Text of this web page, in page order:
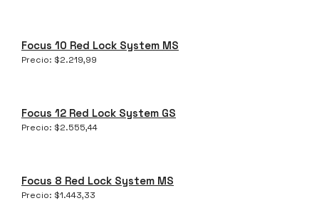
Focus 10 Red Lock System MS
Precio: $2.219,99
Focus 12 Red Lock System GS
Precio: $2.555,44
Focus 8 Red Lock System MS
Precio: $1.443,33